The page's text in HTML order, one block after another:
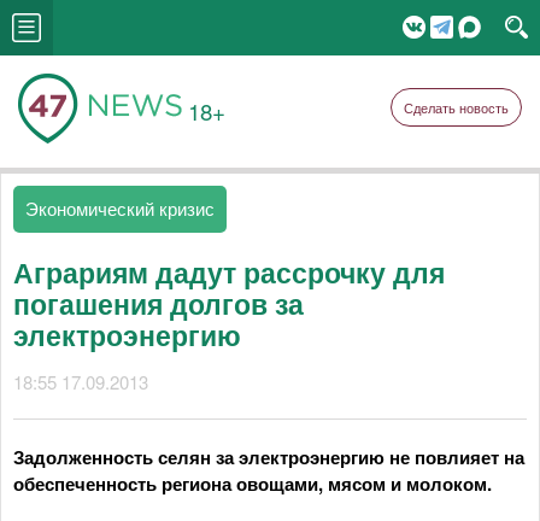
18+ Сделать новость
Экономический кризис
Аграриям дадут рассрочку для
погашения долгов за
электроэнергию
18:55 17.09.2013
Задолженность селян за электроэнергию не повлияет на
обеспеченность региона овощами, мясом и молоком.